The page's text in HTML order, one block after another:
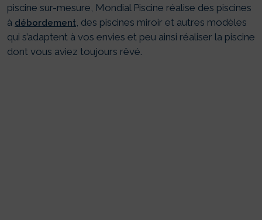
piscine sur-mesure, Mondial Piscine réalise des piscines
à débordement, des piscines miroir et autres modèles
qui s’adaptent à vos envies et peu ainsi réaliser la piscine
dont vous aviez toujours rêvé.